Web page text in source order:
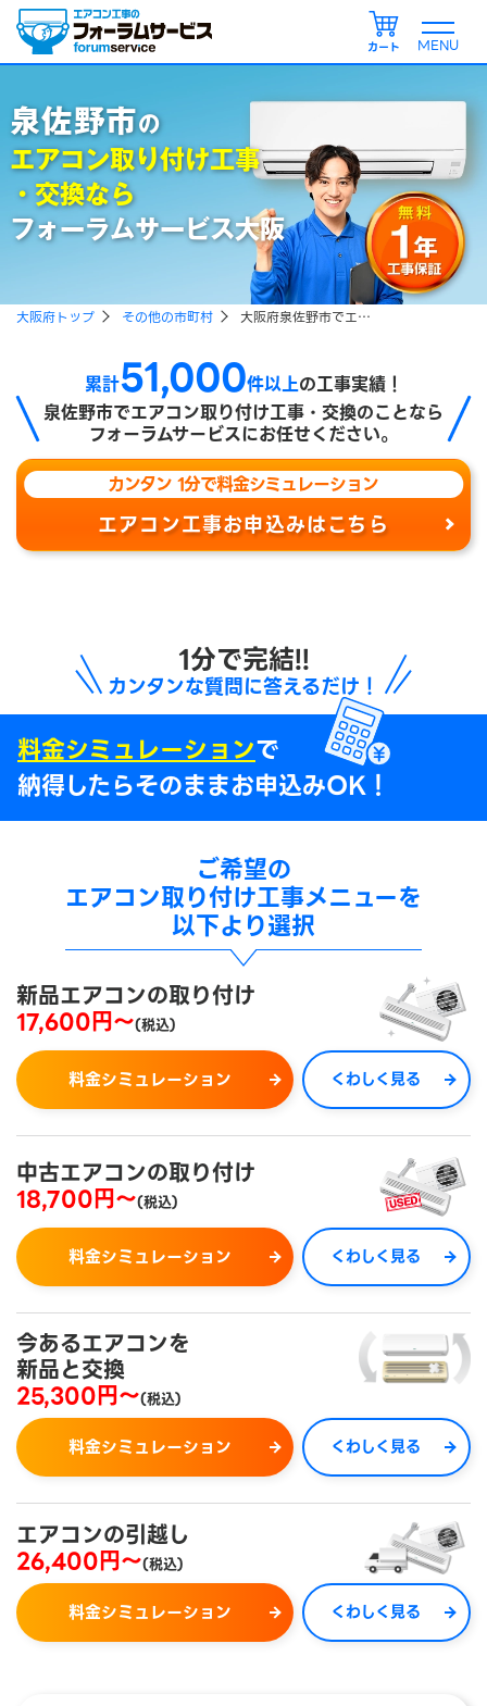
カート
泉佐野市の
エアコン取り付け工事
・交換なら
フォーラムサービス大阪
大阪府トップ その他の市町村 大阪府泉佐野市でエアコン取り付け、エアコン引越し工事をご検討の方
累計51,000件以上の工事実績！
泉佐野市でエアコン取り付け工事・交換のことなら
フォーラムサービスにお任せください。
カンタン 1分で料金シミュレーション
エアコン工事お申込みはこちら
1分で完結!!
カンタンな質問に答えるだけ！
料金シミュレーションで
納得したらそのままお申込みOK！
ご希望の
エアコン取り付け工事メニューを
以下より選択
新品エアコンの取り付け
17,600円～(税込)
料金シミュレーション くわしく見る
中古エアコンの取り付け
18,700円～(税込)
料金シミュレーション くわしく見る
今あるエアコンを
新品と交換
25,300円～(税込)
料金シミュレーション くわしく見る
エアコンの引越し
26,400円～(税込)
料金シミュレーション くわしく見る